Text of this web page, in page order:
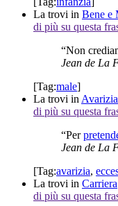
La trovi in Bene e
di più su questa
“Non
Jean de La
[Tag:male]
La trovi in
di più su questa
“Per
Jean de La
[Tag:avarizia,
La trovi in Carriera
di più su questa